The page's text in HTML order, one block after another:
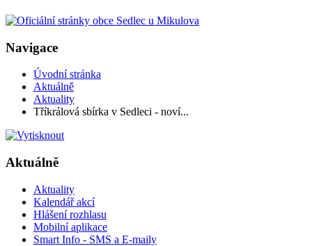
Navigace
Úvodní stránka
Aktuálně
Aktuality
Tříkrálová sbírka v Sedleci - noví...
Aktuálně
Aktuality
Kalendář akcí
Hlášení rozhlasu
Mobilní aplikace
Smart Info - SMS a E-maily